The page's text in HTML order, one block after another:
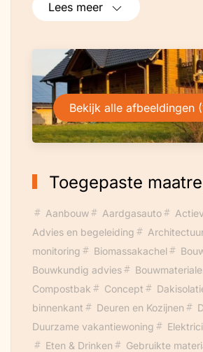
fundering aangebracht. De
middels 544 zonnepanelen,
een off-grid systeem
energie voor eigen gebruik
opgewekt, waarbij er
worden geladen door
energie. Wanneer de accu’s
de overige stroom
terrein zijn een biomassa
houtgestookte cv aanwezig,
voorzien de aanvoer van warm
water, daarnaast is een
waterpompvoorziening
hout voor deze kachel is
aangrenzende bosperceel
Lees meer
Bekijk alle afbeeldingen
Toegepaste
Aanbouw Aardgasauto
Advies en begeleiding
monitoring
Biomassakachel
Bouwkundig advies
Compostbak
Concept
binnenkant
Deuren en Kozijnen
Duurzame vakantiewoning
Eten & Drinken
Gebruikte